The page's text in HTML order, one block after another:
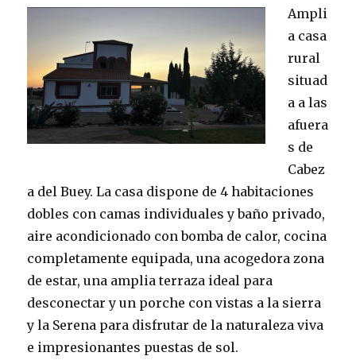
Ampli
a casa
rural
situad
a a las
afuera
s de
Cabez
a del Buey. La casa dispone de 4 habitaciones
dobles con camas individuales y baño privado,
aire acondicionado con bomba de calor, cocina
completamente equipada, una acogedora zona
de estar, una amplia terraza ideal para
desconectar y un porche con vistas a la sierra
y la Serena para disfrutar de la naturaleza viva
e impresionantes puestas de sol.